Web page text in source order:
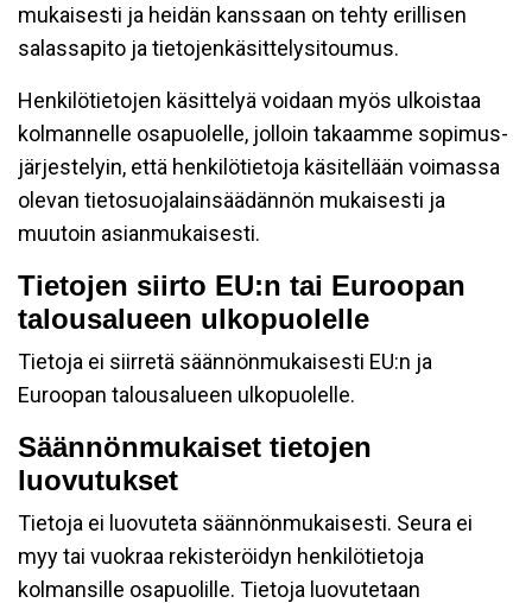
mukaisesti ja heidän kanssaan on tehty erillisen
salassapito ja tietojenkäsittelysitoumus.
Henkilötietojen käsittelyä voidaan myös ulkoistaa
kolmannelle osapuolelle, jolloin takaamme sopimus-
järjestelyin, että henkilötietoja käsitellään voimassa
olevan tietosuojalainsäädännön mukaisesti ja
muutoin asianmukaisesti.
Tietojen siirto EU:n tai Euroopan
talousalueen ulkopuolelle
Tietoja ei siirretä säännönmukaisesti EU:n ja
Euroopan talousalueen ulkopuolelle.
Säännönmukaiset tietojen
luovutukset
Tietoja ei luovuteta säännönmukaisesti. Seura ei
myy tai vuokraa rekisteröidyn henkilötietoja
kolmansille osapuolille. Tietoja luovutetaan